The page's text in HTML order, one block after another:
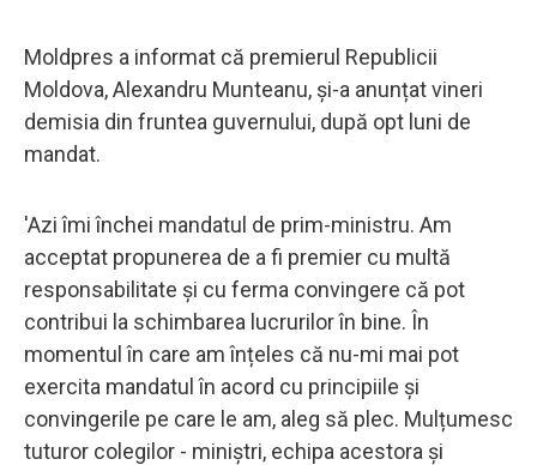
Moldpres a informat că premierul Republicii
Moldova, Alexandru Munteanu, și-a anunțat vineri
demisia din fruntea guvernului, după opt luni de
mandat.
'Azi îmi închei mandatul de prim-ministru. Am
acceptat propunerea de a fi premier cu multă
responsabilitate și cu ferma convingere că pot
contribui la schimbarea lucrurilor în bine. În
momentul în care am înțeles că nu-mi mai pot
exercita mandatul în acord cu principiile și
convingerile pe care le am, aleg să plec. Mulțumesc
tuturor colegilor - miniștri, echipa acestora și